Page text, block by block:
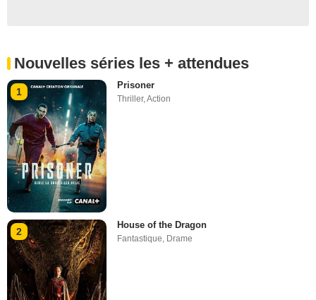
Nouvelles séries les + attendues
1
Prisoner
Thriller,Action
2
House of the Dragon
Fantastique, Drame